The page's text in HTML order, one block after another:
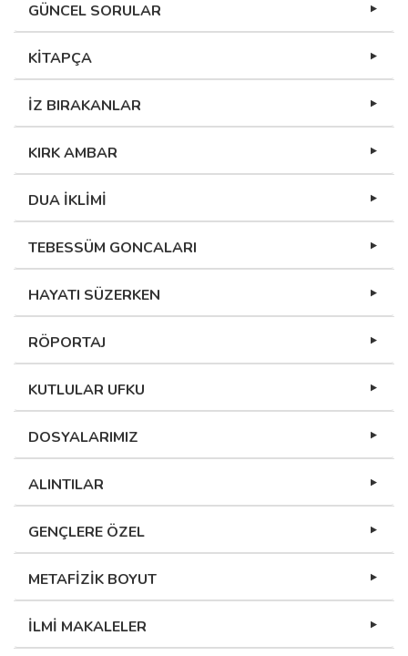
GÜNCEL SORULAR
KİTAPÇA
İZ BIRAKANLAR
KIRK AMBAR
DUA İKLİMİ
TEBESSÜM GONCALARI
HAYATI SÜZERKEN
RÖPORTAJ
KUTLULAR UFKU
DOSYALARIMIZ
ALINTILAR
GENÇLERE ÖZEL
METAFİZİK BOYUT
İLMİ MAKALELER